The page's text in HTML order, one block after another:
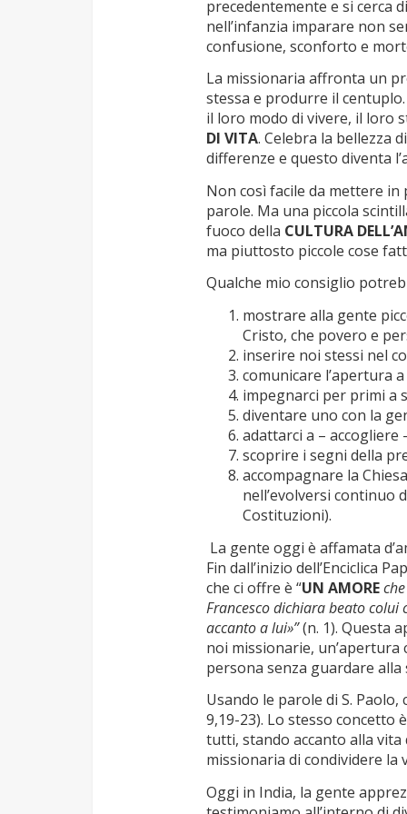
precedentemente e si cerca
nell’infanzia imparare non
confusione, sconforto e
La missionaria affronta un
stessa e produrre il
il loro modo di vivere, il loro
DI VITA. Celebra la bellezza
differenze e questo diventa
Non così facile da mettere
parole. Ma una piccola
fuoco della CULTURA
ma piuttosto piccole cose
Qualche mio consiglio
mostrare alla gente
Cristo, che povero e
inserire noi stessi nel
comunicare l’apertura
impegnarci per primi a
diventare uno con la
adattarci a – accogliere
scoprire i segni della
accompagnare la
nell’evolversi continuo
Costituzioni).
La gente oggi è affamata
Fin dall’inizio dell’Enciclica
che ci offre è “UN AMORE
Francesco dichiara beato colui
accanto a lui»”(n. 1). Questa
noi missionarie,
persona senza guardare
Usando le parole di S. Paolo,
9,19-23). Lo stesso concetto
tutti, stando accanto alla
missionaria di condividere la
Oggi in India, la gente